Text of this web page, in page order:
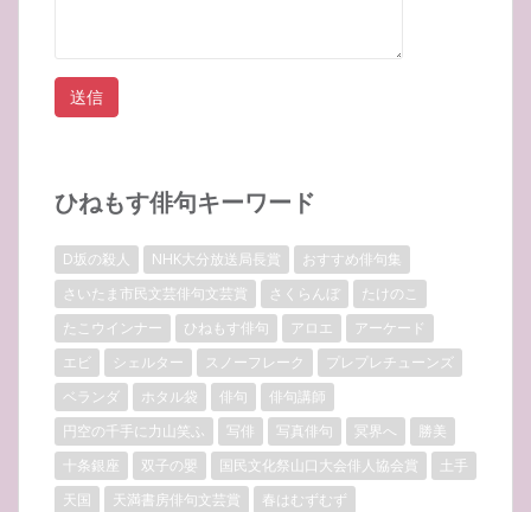
ひねもす俳句キーワード
D坂の殺人 NHK大分放送局長賞
おすすめ俳句集
さいたま市民文芸俳句文芸賞
さくらんぼ
たけのこ
たこウインナー
ひねもす俳句 アロエ
アーケード
エビ
シェルター スノーフレーク
プレプレチューンズ
ベランダ
ホタル袋 俳句
俳句講師
円空の千手に力山笑ふ
写俳 写真俳句 冥界へ
勝美
十条銀座
双子の嬰 国民文化祭山口大会俳人協会賞
土手
天国
天満書房俳句文芸賞
春はむずむず